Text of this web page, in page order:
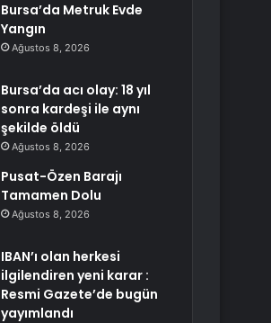
Bursa’da Metruk Evde
Yangın
Ağustos 8, 2026
Bursa’da acı olay: 18 yıl
sonra kardeşi ile aynı
şekilde öldü
Ağustos 8, 2026
Pusat-Özen Barajı
Tamamen Dolu
Ağustos 8, 2026
IBAN’ı olan herkesi
ilgilendiren yeni karar :
Resmi Gazete’de bugün
yayımlandı